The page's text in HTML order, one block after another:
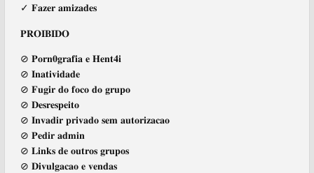
✓ 𝐅𝐚𝐳𝐞𝐫 𝐚𝐦𝐢𝐳𝐚𝐝𝐞𝐬
𝐏𝐑𝐎𝐈𝐁𝐈𝐃𝐎
⊘ 𝐏𝐨𝐫𝐧𝟎𝐠𝐫𝐚𝐟𝐢𝐚 𝐞 𝐇𝐞𝐧𝐭𝟒𝐢
⊘ 𝐈𝐧𝐚𝐭𝐢𝐯𝐢𝐝𝐚𝐝𝐞
⊘ 𝐅𝐮𝐠𝐢𝐫 𝐝𝐨 𝐟𝐨𝐜𝐨 𝐝𝐨 𝐠𝐫𝐮𝐩𝐨
⊘ 𝐃𝐞𝐬𝐫𝐞𝐬𝐩𝐞𝐢𝐭𝐨
⊘ 𝐈𝐧𝐯𝐚𝐝𝐢𝐫 𝐩𝐫𝐢𝐯𝐚𝐝𝐨 𝐬𝐞𝐦 𝐚𝐮𝐭𝐨𝐫𝐢𝐳𝐚𝐜𝐚𝐨
⊘ 𝐏𝐞𝐝𝐢𝐫 𝐚𝐝𝐦𝐢𝐧
⊘ 𝐋𝐢𝐧𝐤𝐬 𝐝𝐞 𝐨𝐮𝐭𝐫𝐨𝐬 𝐠𝐫𝐮𝐩𝐨𝐬
⊘ 𝐃𝐢𝐯𝐮𝐥𝐠𝐚𝐜𝐚𝐨 𝐞 𝐯𝐞𝐧𝐝𝐚𝐬